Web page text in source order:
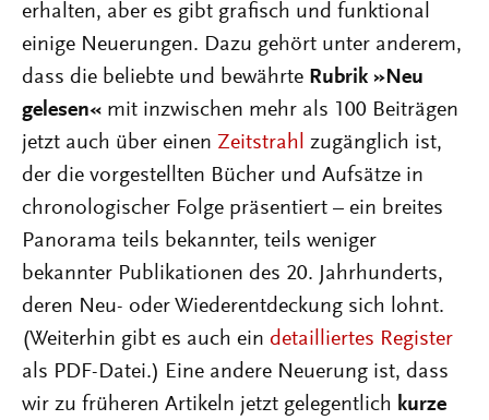
erhalten, aber es gibt grafisch und funktional
einige Neuerungen. Dazu gehört unter anderem,
dass die beliebte und bewährte Rubrik »Neu
gelesen« mit inzwischen mehr als 100 Beiträgen
jetzt auch über einen Zeitstrahl zugänglich ist,
der die vorgestellten Bücher und Aufsätze in
chronologischer Folge präsentiert – ein breites
Panorama teils bekannter, teils weniger
bekannter Publikationen des 20. Jahrhunderts,
deren Neu- oder Wiederentdeckung sich lohnt.
(Weiterhin gibt es auch ein detailliertes Register
als PDF-Datei.) Eine andere Neuerung ist, dass
wir zu früheren Artikeln jetzt gelegentlich kurze